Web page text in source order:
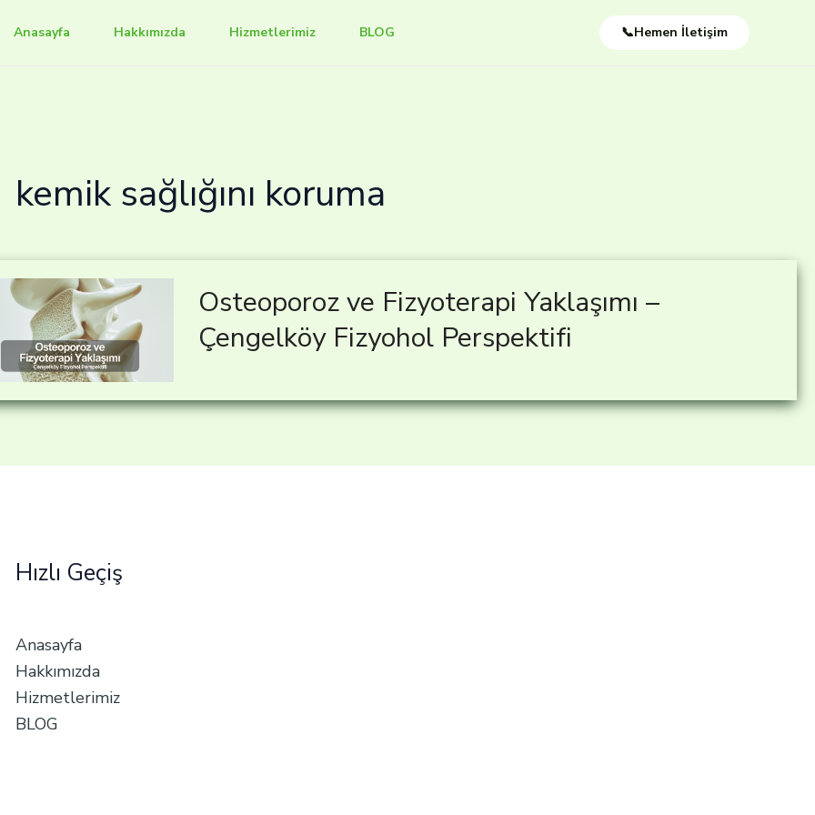
Anasayfa Hakkımızda Hizmetlerimiz BLOG 📞Hemen İletişim
kemik sağlığını koruma
Osteoporoz ve Fizyoterapi Yaklaşımı –
Çengelköy Fizyohol Perspektifi
Hızlı Geçiş
Anasayfa
Hakkımızda
Hizmetlerimiz
BLOG